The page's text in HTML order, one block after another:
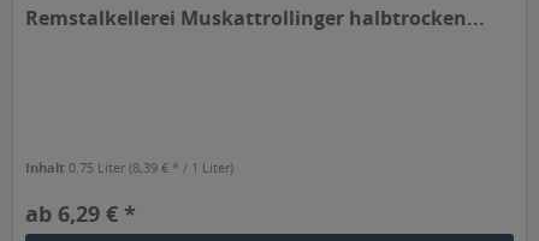
Remstalkellerei Muskattrollinger halbtrocken...
Inhalt0.75 Liter(8,39 € * / 1 Liter)
ab 6,29 € *